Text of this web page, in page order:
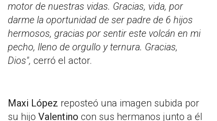
motor de nuestras vidas. Gracias, vida, por
darme la oportunidad de ser padre de 6 hijos
hermosos, gracias por sentir este volcán en mi
pecho, lleno de orgullo y ternura. Gracias,
Dios", cerró el actor.
Maxi López reposteó una imagen subida por
su hijo Valentino con sus hermanos junto a él